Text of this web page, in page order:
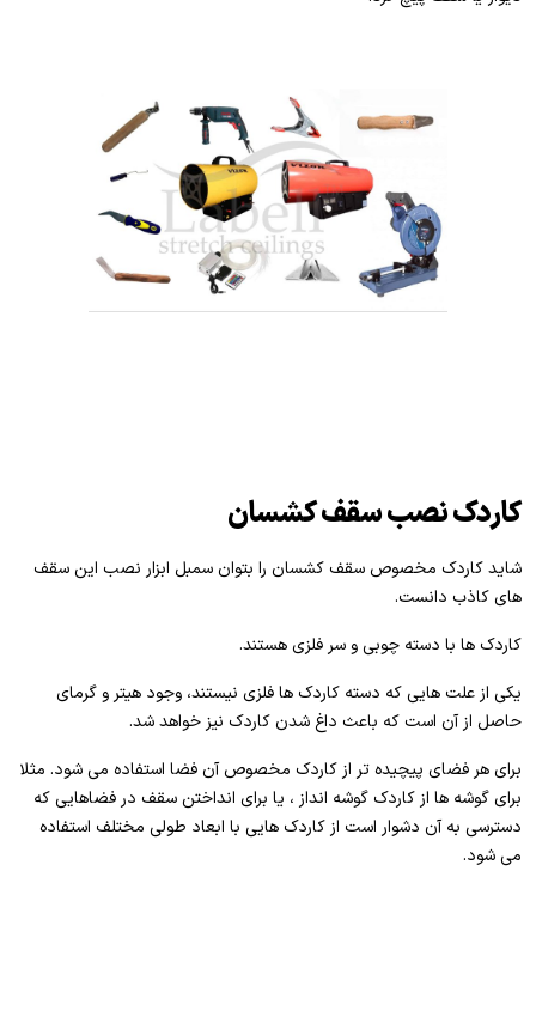
کاردک نصب سقف کشسان
شاید کاردک مخصوص سقف کشسان را بتوان سمبل ابزار نصب این سقف
های کاذب دانست.
کاردک ها با دسته چوبی و سر فلزی هستند.
یکی از علت هایی که دسته کاردک ها فلزی نیستند، وجود هیتر و گرمای
حاصل از آن است که باعث داغ شدن کاردک نیز خواهد شد.
برای هر فضای پیچیده تر از کاردک مخصوص آن فضا استفاده می شود. مثلا
برای گوشه ها از کاردک گوشه انداز ، یا برای انداختن سقف در فضاهایی که
دسترسی به آن دشوار است از کاردک هایی با ابعاد طولی مختلف استفاده
می شود.